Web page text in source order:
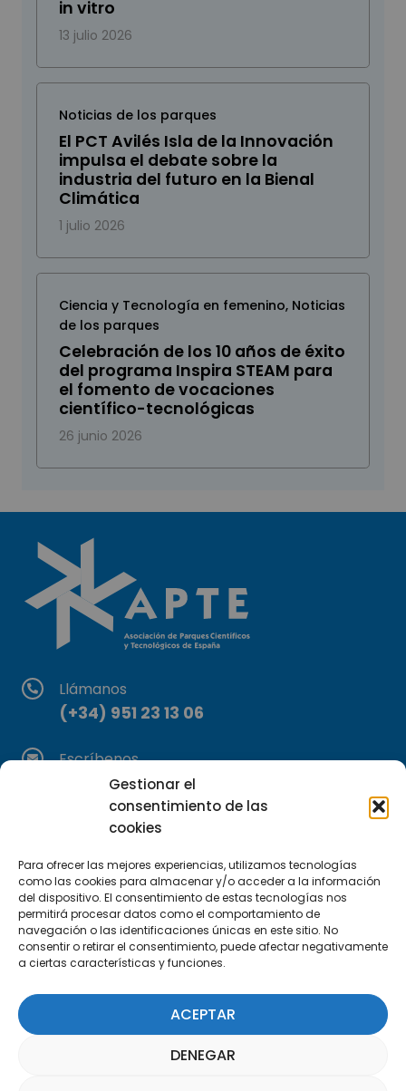
Gestionar el
consentimiento de las
cookies
Para ofrecer las mejores experiencias, utilizamos tecnologías
como las cookies para almacenar y/o acceder a la información
del dispositivo. El consentimiento de estas tecnologías nos
permitirá procesar datos como el comportamiento de
navegación o las identificaciones únicas en este sitio. No
consentir o retirar el consentimiento, puede afectar negativamente
a ciertas características y funciones.
ACEPTAR
DENEGAR
in vitro
13 julio 2026
Noticias de los parques
El PCT Avilés Isla de la Innovación
impulsa el debate sobre la
industria del futuro en la Bienal
Climática
1 julio 2026
Ciencia y Tecnología en femenino, Noticias
de los parques
Celebración de los 10 años de éxito
del programa Inspira STEAM para
el fomento de vocaciones
científico-tecnológicas
26 junio 2026
Llámanos
(+34) 951 23 13 06
Escríbenos
info@apte.org
Encuéntranos
29590 Campanillas, Málaga